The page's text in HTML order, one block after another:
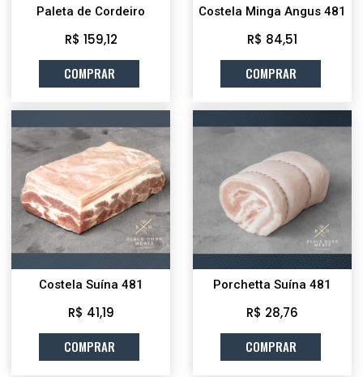
Paleta de Cordeiro
R$ 159,12
COMPRAR
Costela Minga Angus 481
R$ 84,51
COMPRAR
Costela Suína 481
R$ 41,19
COMPRAR
Porchetta Suína 481
R$ 28,76
COMPRAR